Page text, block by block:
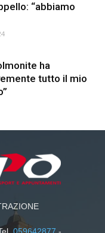
“abbiamo
ha
tutto il mio